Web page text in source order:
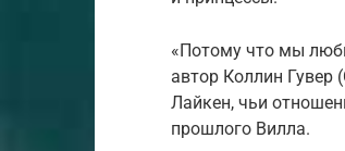
«Потому что мы
автор Коллин
Лайкен, чьи
прошлого Вилла.